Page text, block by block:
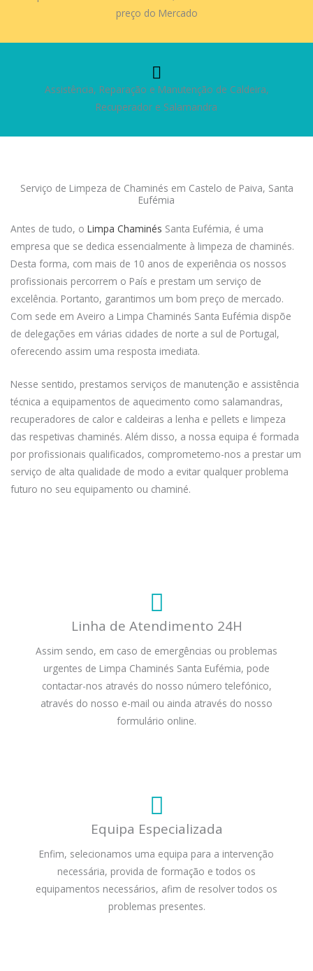
preço do Mercado
Assistência, Reparação e Manutenção de Caldeira,
Recuperador e Salamandra
Serviço de Limpeza de Chaminés em Castelo de Paiva, Santa
Eufémia
Antes de tudo, o Limpa Chaminés Santa Eufémia, é uma
empresa que se dedica essencialmente à limpeza de chaminés.
Desta forma, com mais de 10 anos de experiência os nossos
profissionais percorrem o País e prestam um serviço de
excelência. Portanto, garantimos um bom preço de mercado.
Com sede em Aveiro a Limpa Chaminés Santa Eufémia dispõe
de delegações em várias cidades de norte a sul de Portugal,
oferecendo assim uma resposta imediata.
Nesse sentido, prestamos serviços de manutenção e assistência
técnica a equipamentos de aquecimento como salamandras,
recuperadores de calor e caldeiras a lenha e pellets e limpeza
das respetivas chaminés. Além disso, a nossa equipa é formada
por profissionais qualificados, comprometemo-nos a prestar um
serviço de alta qualidade de modo a evitar qualquer problema
futuro no seu equipamento ou chaminé.
Linha de Atendimento 24H
Assim sendo, em caso de emergências ou problemas
urgentes de Limpa Chaminés Santa Eufémia, pode
contactar-nos através do nosso número telefónico,
através do nosso e-mail ou ainda através do nosso
formulário online.
Equipa Especializada
Enfim, selecionamos uma equipa para a intervenção
necessária, provida de formação e todos os
equipamentos necessários, afim de resolver todos os
problemas presentes.